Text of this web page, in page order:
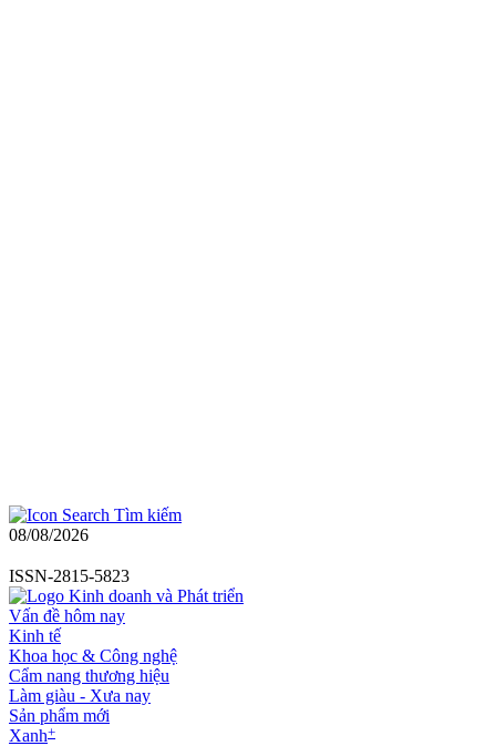
Tìm kiếm
08/08/2026
ISSN-2815-5823
Vấn đề hôm nay
Kinh tế
Khoa học & Công nghệ
Cẩm nang thương hiệu
Làm giàu - Xưa nay
Sản phẩm mới
Xanh+